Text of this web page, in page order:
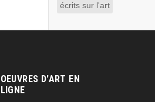
écrits sur l'art
OEUVRES D'ART EN
LIGNE‎